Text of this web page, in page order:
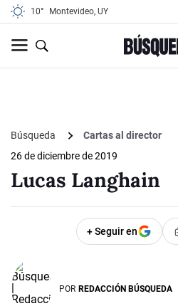
10° Montevideo, UY
Búsqueda
Cartas al director
26 de diciembre de 2019
Lucas Langhain
+ Seguir en
POR REDACCIÓN BÚSQUEDA